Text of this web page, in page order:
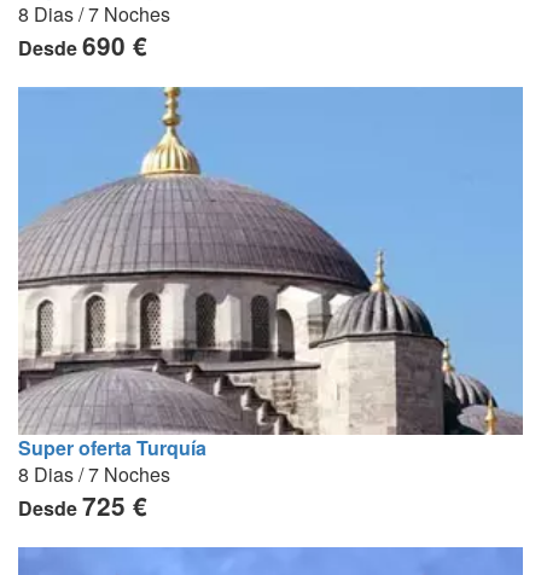
8 Dias / 7 Noches
Desde690 €
Super oferta Turquía
8 Dias / 7 Noches
Desde725 €